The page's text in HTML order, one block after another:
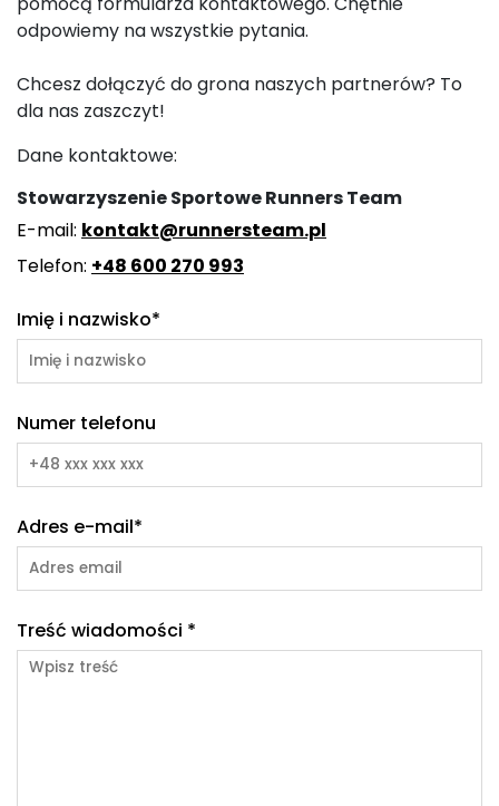
odpowiemy na wszystkie pytania.
Chcesz dołączyć do grona naszych partnerów? To
dla nas zaszczyt!
Dane kontaktowe:
Stowarzyszenie Sportowe Runners Team
E-mail: kontakt@runnersteam.pl
Telefon: +48 600 270 993
Imię i nazwisko*
Numer telefonu
Adres e-mail*
Treść wiadomości *